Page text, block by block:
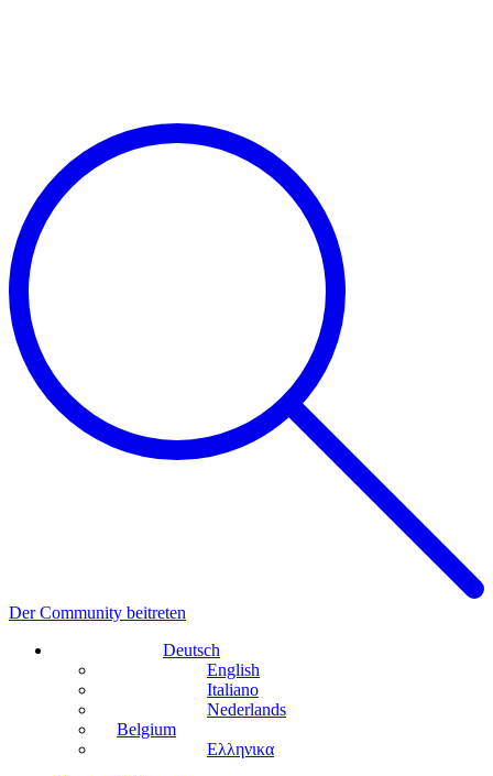
Der Community beitreten
Deutsch
English
Italiano
Nederlands
Belgium
Ελληνικα